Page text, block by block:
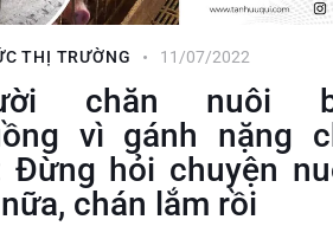
THỊ TRƯỜNG 11/07/2022
chăn nuôi
vì gánh nặng
Đừng hỏi chuyện
chán lắm rồi